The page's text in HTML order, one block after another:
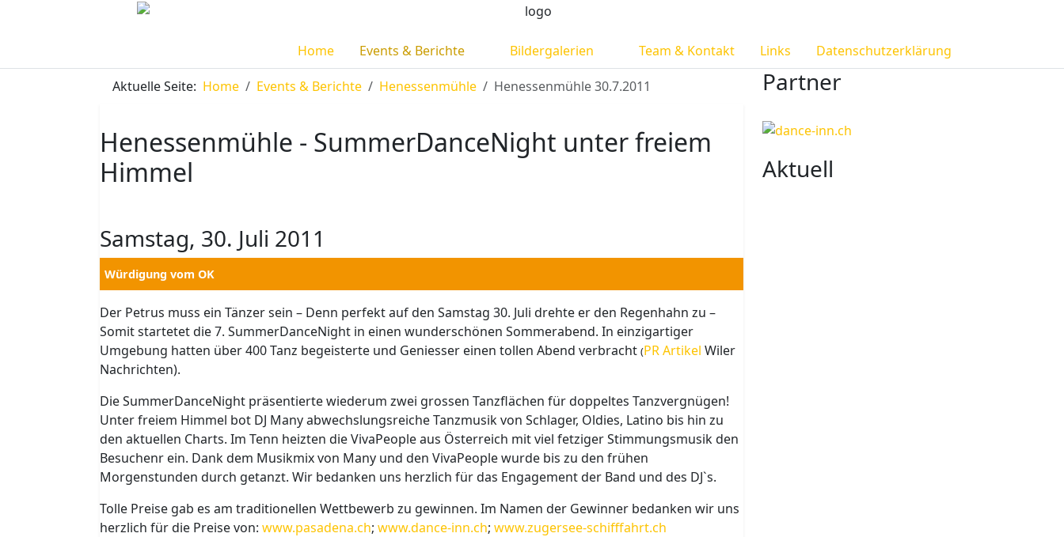
Home Events & Berichte Bildergalerien Team & Kontakt Links Datenschutzerklärung
Aktuelle Seite: Home Events & Berichte Henessenmühle Henessenmühle 30.7.2011
Henessenmühle - SummerDanceNight unter freiem
Himmel
Samstag, 30. Juli 2011
Würdigung vom OK
Der Petrus muss ein Tänzer sein – Denn perfekt auf den Samstag 30. Juli drehte er den Regenhahn zu –
Somit startetet die 7. SummerDanceNight in einen wunderschönen Sommerabend. In einzigartiger
Umgebung hatten über 400 Tanz begeisterte und Geniesser einen tollen Abend verbracht (PR Artikel Wiler
Nachrichten).
Die SummerDanceNight präsentierte wiederum zwei grossen Tanzflächen für doppeltes Tanzvergnügen!
Unter freiem Himmel bot DJ Many abwechslungsreiche Tanzmusik von Schlager, Oldies, Latino bis hin zu
den aktuellen Charts. Im Tenn heizten die VivaPeople aus Österreich mit viel fetziger Stimmungsmusik den
Besuchenr ein. Dank dem Musikmix von Many und den VivaPeople wurde bis zu den frühen
Morgenstunden durch getanzt. Wir bedanken uns herzlich für das Engagement der Band und des DJ`s.
Tolle Preise gab es am traditionellen Wettbewerb zu gewinnen. Im Namen der Gewinner bedanken wir uns
herzlich für die Preise von: www.pasadena.ch; www.dance-inn.ch; www.zugersee-schifffahrt.ch
Partner
Aktuell